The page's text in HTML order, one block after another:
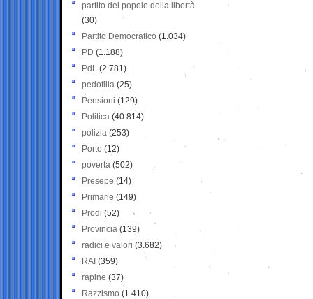
partito del popolo della libertà
(30)
Partito Democratico (1.034)
PD (1.188)
PdL (2.781)
pedofilia (25)
Pensioni (129)
Politica (40.814)
polizia (253)
Porto (12)
povertà (502)
Presepe (14)
Primarie (149)
Prodi (52)
Provincia (139)
radici e valori (3.682)
RAI (359)
rapine (37)
Razzismo (1.410)